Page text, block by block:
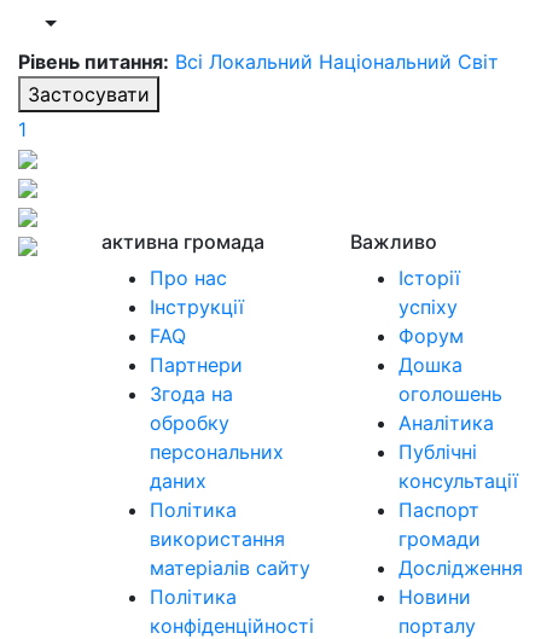
Рівень питання: Всі Локальний Національний Світ
Застосувати
1
активна громада
Про нас
Інструкції
FAQ
Партнери
Згода на
обробку
персональних
даних
Політика
використання
матеріалів сайту
Політика
конфіденційності
Важливо
Історії
успіху
Форум
Дошка
оголошень
Аналітика
Публічні
консультації
Паспорт
громади
Дослідження
Новини
порталу